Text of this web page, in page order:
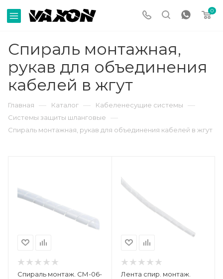
0
Спираль монтажная,
рукав для объединения
кабелей в жгут
Главная — Каталог — Кабеленесущие системы —
Системы защиты шланговые —
Спираль монтажная, рукав для объединения кабелей в жгут
Спираль монтаж. СМ-06-
Лента спир. монтаж.